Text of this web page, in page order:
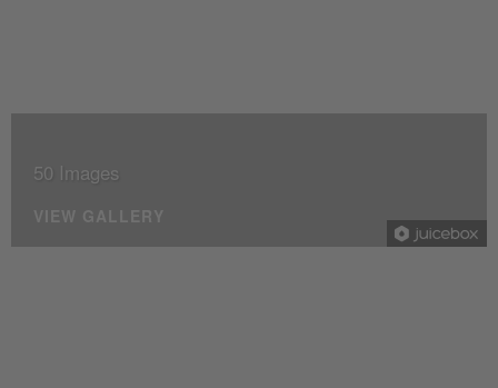
50 Images